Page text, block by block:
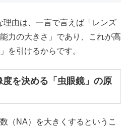
由は、一言で言えば「レンズ
力の大きさ」であり、これが高
を引けるからです。
を決める「虫眼鏡」の原
（NA）を大きくするというこ